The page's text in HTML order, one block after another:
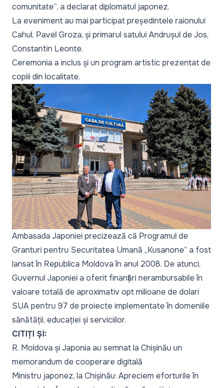
comunitate”, a declarat diplomatul japonez.
La eveniment au mai participat președintele raionului
Cahul, Pavel Groza, și primarul satului Andrușul de Jos,
Constantin Leonte.
Ceremonia a inclus și un program artistic prezentat de
copiii din localitate.
Ambasada Japoniei precizează că Programul de
Granturi pentru Securitatea Umană „Kusanone” a fost
lansat în Republica Moldova în anul 2008. De atunci,
Guvernul Japoniei a oferit finanțări nerambursabile în
valoare totală de aproximativ opt milioane de dolari
SUA pentru 97 de proiecte implementate în domeniile
sănătății, educației și serviciilor.
CITIȚI ȘI:
R. Moldova și Japonia au semnat la Chișinău un
memorandum de cooperare digitală
Ministru japonez, la Chișinău: Apreciem eforturile în